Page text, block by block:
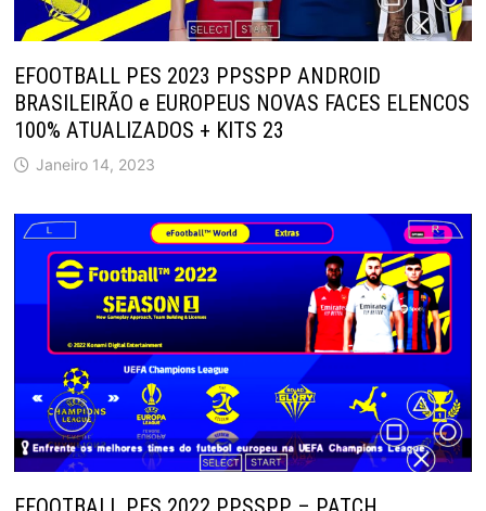
EFOOTBALL PES 2023 PPSSPP ANDROID
BRASILEIRÃO e EUROPEUS NOVAS FACES ELENCOS
100% ATUALIZADOS + KITS 23
Janeiro 14, 2023